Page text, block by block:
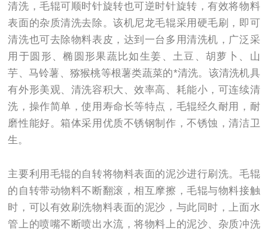
清洗，毛辊可顺时针旋转也可逆时针旋转，有效将物料
表面的杂质清洗去除。该机尼龙毛辊采用硬毛刷，即可
清洗也可去除物料表皮，达到一台多用清洗机，广泛采
用于圆形、椭圆形果蔬比如生姜、土豆、胡萝卜、山
芋、马铃薯、猕猴桃等根薯类蔬菜的*清洗。该清洗机具
有外形美观、清洗容积大、效率高、耗能小，可连续清
洗，操作简单，使用寿命长等特点，毛辊经久耐用，耐
磨性能好。箱体采用优质不锈钢制作，不锈蚀，清洁卫
生。
主要利用毛辊的自转将物料表面的泥沙进行刷洗。毛辊
的自转带动物料不断翻滚，相互摩擦，毛辊与物料接触
时，可以有效刷洗物料表面的泥沙，与此同时，上面水
管上的喷嘴不断喷出水流，将物料上的泥沙、杂质冲洗